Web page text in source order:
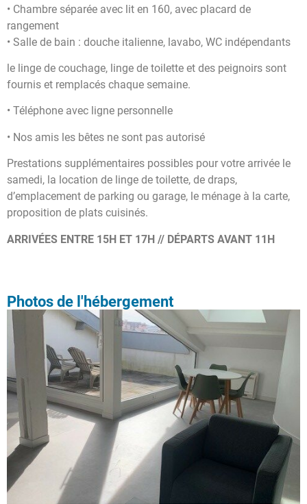
• Chambre séparée avec lit en 160, avec placard de
rangement
• Salle de bain : douche italienne, lavabo, WC indépendants
le linge de couchage, linge de toilette et des peignoirs sont
fournis et remplacés chaque semaine.
• Téléphone avec ligne personnelle
• Nos amis les bêtes ne sont pas autorisé
Prestations supplémentaires possibles pour votre arrivée le
samedi, la location de linge de toilette, de draps,
d’emplacement de parking ou garage, le ménage à la carte,
proposition de plats cuisinés.
ARRIVÉES ENTRE 15H ET 17H // DÉPARTS AVANT 11H
Photos de l'hébergement